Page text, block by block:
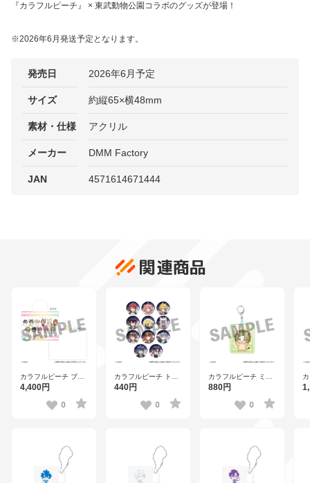
『カラフルピーチ』 × 東武動物公園コラボのグッズが登場！
※2026年6月発送予定となります。
発売日 2026年6月予定
サイズ 約縦65×横48mm
素材・仕様 アクリル
メーカー DMM Factory
JAN 4571614671444
関連商品
カラフルピーチ ブラ
ンケット 【TO
4,400円
0
カラフルピーチ トレ
ーディング缶バッジ
440円
0
カラフルピーチ ミニ
キャラアクリルキー
【TO 2511】
880円
0